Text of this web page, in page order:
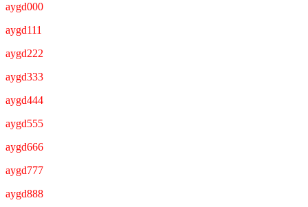
aygd000
aygd111
aygd222
aygd333
aygd444
aygd555
aygd666
aygd777
aygd888